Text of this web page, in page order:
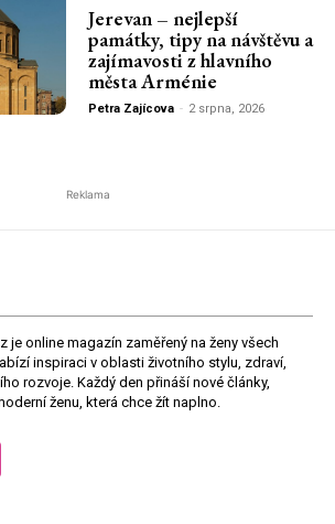
Jerevan – nejlepší
památky, tipy na návštěvu a
zajímavosti z hlavního
města Arménie
Petra Zajícova - 2 srpna, 2026
Reklama
je online magazín zaměřený na ženy všech
inspiraci v oblasti životního stylu, zdraví,
rozvoje. Každý den přináší nové články,
ženu, která chce žít naplno.